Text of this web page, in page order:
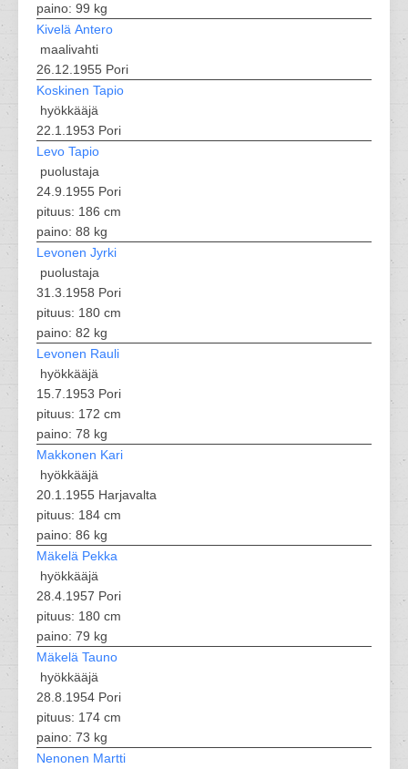
paino: 99 kg
Kivelä Antero
maalivahti
26.12.1955 Pori
Koskinen Tapio
hyökkääjä
22.1.1953 Pori
Levo Tapio
puolustaja
24.9.1955 Pori
pituus: 186 cm
paino: 88 kg
Levonen Jyrki
puolustaja
31.3.1958 Pori
pituus: 180 cm
paino: 82 kg
Levonen Rauli
hyökkääjä
15.7.1953 Pori
pituus: 172 cm
paino: 78 kg
Makkonen Kari
hyökkääjä
20.1.1955 Harjavalta
pituus: 184 cm
paino: 86 kg
Mäkelä Pekka
hyökkääjä
28.4.1957 Pori
pituus: 180 cm
paino: 79 kg
Mäkelä Tauno
hyökkääjä
28.8.1954 Pori
pituus: 174 cm
paino: 73 kg
Nenonen Martti